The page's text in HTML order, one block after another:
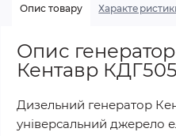
Опис товару
Опис
Кентавр
Дизельний генератор
універсальний джерело